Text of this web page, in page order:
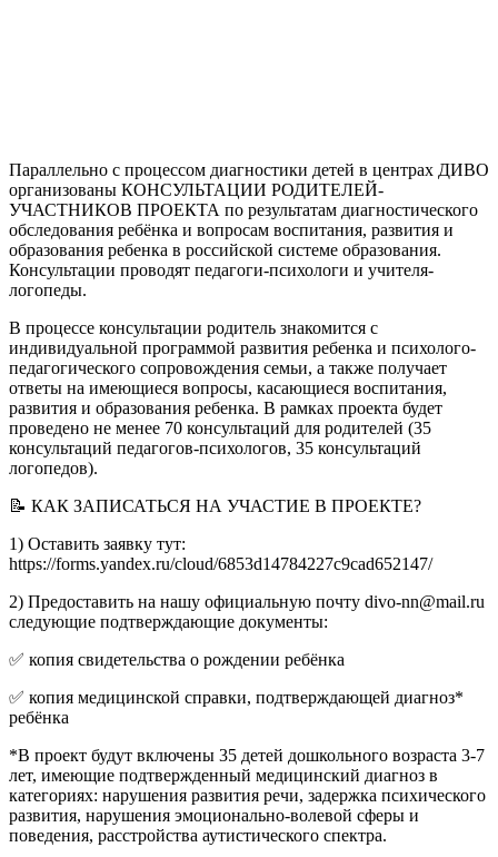
Параллельно с процессом диагностики детей в центрах ДИВО
организованы КОНСУЛЬТАЦИИ РОДИТЕЛЕЙ-
УЧАСТНИКОВ ПРОЕКТА по результатам диагностического
обследования ребёнка и вопросам воспитания, развития и
образования ребенка в российской системе образования.
Консультации проводят педагоги-психологи и учителя-
логопеды.
В процессе консультации родитель знакомится с
индивидуальной программой развития ребенка и психолого-
педагогического сопровождения семьи, а также получает
ответы на имеющиеся вопросы, касающиеся воспитания,
развития и образования ребенка. В рамках проекта будет
проведено не менее 70 консультаций для родителей (35
консультаций педагогов-психологов, 35 консультаций
логопедов).
📝 КАК ЗАПИСАТЬСЯ НА УЧАСТИЕ В ПРОЕКТЕ?
1) Оставить заявку тут:
https://forms.yandex.ru/cloud/6853d14784227c9cad652147/
2) Предоставить на нашу официальную почту divo-nn@mail.ru
следующие подтверждающие документы:
✅ копия свидетельства о рождении ребёнка
✅ копия медицинской справки, подтверждающей диагноз*
ребёнка
*В проект будут включены 35 детей дошкольного возраста 3-7
лет, имеющие подтвержденный медицинский диагноз в
категориях: нарушения развития речи, задержка психического
развития, нарушения эмоционально-волевой сферы и
поведения, расстройства аутистического спектра.